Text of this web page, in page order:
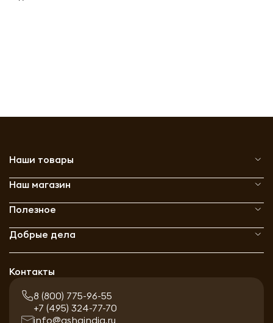
Наши товары
Наш магазин
Полезное
Добрые дела
Контакты
8 (800) 775-96-55
+7 (495) 324-77-70
info@ashaindia.ru